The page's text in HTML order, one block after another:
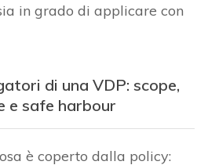
in grado di applicare con
di una VDP: scope,
e safe harbour
è coperto dalla policy: